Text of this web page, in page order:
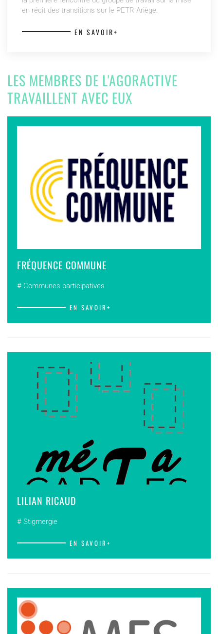
en récit des transitions sur le PETR Ariège.
EN SAVOIR+
LES MEMBRES DE L'AGORACTIVE
TRAVAILLENT AVEC EUX
FRÉQUENCE COMMUNE
# Communes participatives
EN SAVOIR+
LILIAN RICAUD
# Stigmergie
EN SAVOIR+